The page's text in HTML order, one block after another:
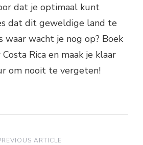
dat je optimaal kunt
dat dit geweldige land te
waar wacht je nog op? Boek
Rica en maak je klaar
om nooit te vergeten!
ARTICLE